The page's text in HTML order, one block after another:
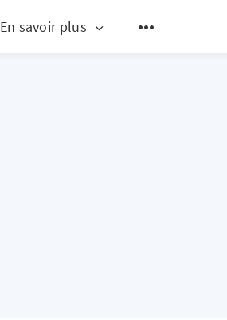
En savoir plus